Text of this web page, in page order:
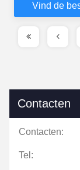
behoeften
Vind de
Contacten
Contacten:
Tel: